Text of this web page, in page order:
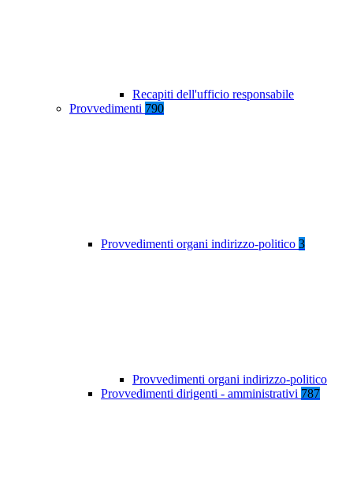
Recapiti dell'ufficio responsabile
Provvedimenti 790
Provvedimenti organi indirizzo-politico 3
Provvedimenti organi indirizzo-politico
Provvedimenti dirigenti - amministrativi 787